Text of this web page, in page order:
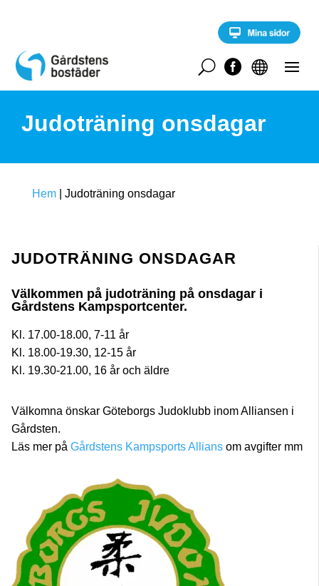
c
n


U
Judoträning onsdagar
Hem Judoträning onsdagar
JUDOTRÄNING ONSDAGAR
Välkommen på judoträning på onsdagar i
Gårdstens Kampsportcenter.
Kl. 17.00-18.00, 7-11 år
Kl. 18.00-19.30, 12-15 år
Kl. 19.30-21.00, 16 år och äldre
Välkomna önskar Göteborgs Judoklubb inom Alliansen i
Gårdsten.
Läs mer på Gårdstens Kampsports Allians om avgifter mm